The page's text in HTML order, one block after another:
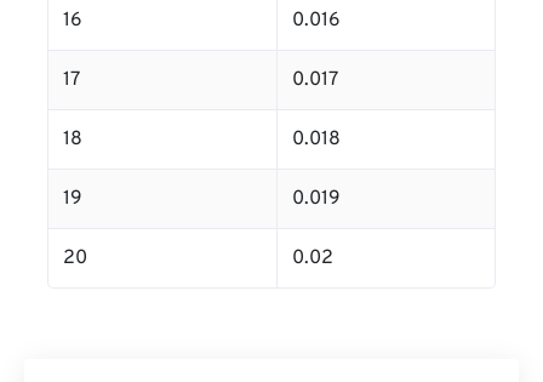
16 0.016
17 0.017
18 0.018
19 0.019
20 0.02